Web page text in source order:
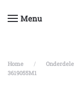
Menu
Home
3619055M1